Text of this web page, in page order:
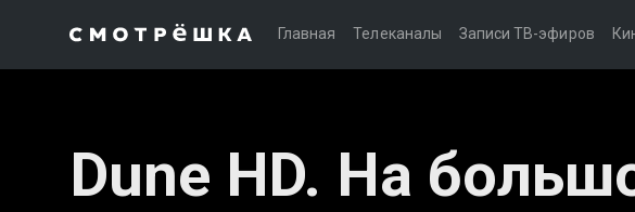
Главная Телеканалы Записи ТВ-эфиров
Dune HD. На